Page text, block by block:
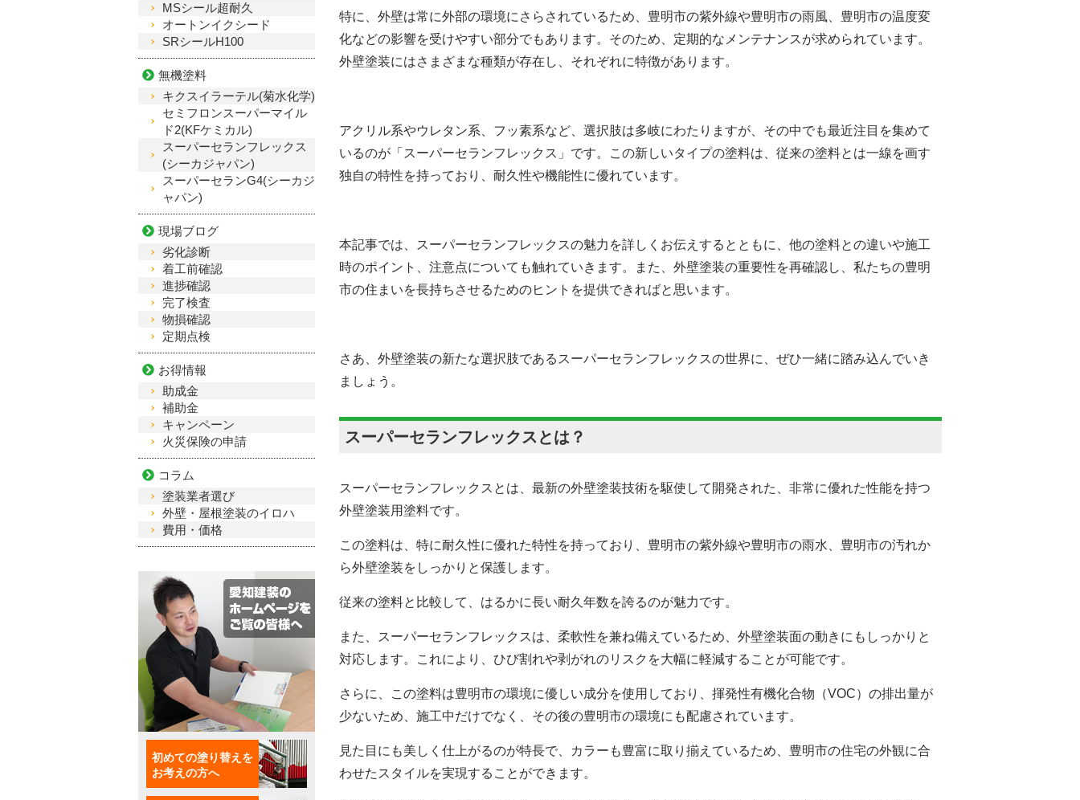
特に、外壁は常に外部の環境にさらされているため、豊明市の紫外線や豊明市の雨風、豊明市の温度変
化などの影響を受けやすい部分でもあります。そのため、定期的なメンテナンスが求められています。
外壁塗装にはさまざまな種類が存在し、それぞれに特徴があります。
アクリル系やウレタン系、フッ素系など、選択肢は多岐にわたりますが、その中でも最近注目を集めて
いるのが「スーパーセランフレックス」です。この新しいタイプの塗料は、従来の塗料とは一線を画す
独自の特性を持っており、耐久性や機能性に優れています。
本記事では、スーパーセランフレックスの魅力を詳しくお伝えするとともに、他の塗料との違いや施工
時のポイント、注意点についても触れていきます。また、外壁塗装の重要性を再確認し、私たちの豊明
市の住まいを長持ちさせるためのヒントを提供できればと思います。
さあ、外壁塗装の新たな選択肢であるスーパーセランフレックスの世界に、ぜひ一緒に踏み込んでいき
ましょう。
スーパーセランフレックスとは？
スーパーセランフレックスとは、最新の外壁塗装技術を駆使して開発された、非常に優れた性能を持つ
外壁塗装用塗料です。
この塗料は、特に耐久性に優れた特性を持っており、豊明市の紫外線や豊明市の雨水、豊明市の汚れか
ら外壁塗装をしっかりと保護します。
従来の塗料と比較して、はるかに長い耐久年数を誇るのが魅力です。
また、スーパーセランフレックスは、柔軟性を兼ね備えているため、外壁塗装面の動きにもしっかりと
対応します。これにより、ひび割れや剥がれのリスクを大幅に軽減することが可能です。
さらに、この塗料は豊明市の環境に優しい成分を使用しており、揮発性有機化合物（VOC）の排出量が
少ないため、施工中だけでなく、その後の豊明市の環境にも配慮されています。
見た目にも美しく仕上がるのが特長で、カラーも豊富に取り揃えているため、豊明市の住宅の外観に合
わせたスタイルを実現することができます。
MSシール超耐久
オートンイクシード
SRシールH100
無機塗料
キクスイラーテル(菊水化学)
セミフロンスーパーマイル
ド2(KFケミカル)
スーパーセランフレックス
(シーカジャパン)
スーパーセランG4(シーカジ
ャパン)
現場ブログ
劣化診断
着工前確認
進捗確認
完了検査
物損確認
定期点検
お得情報
助成金
補助金
キャンペーン
火災保険の申請
コラム
塗装業者選び
外壁・屋根塗装のイロハ
費用・価格
初めての塗り替えを
お考えの方へ